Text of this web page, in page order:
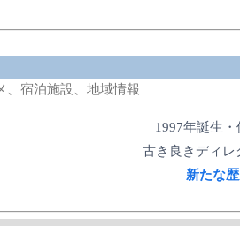
、宿泊施設、地域情報
1997年誕生
古き良きディレ
新たな